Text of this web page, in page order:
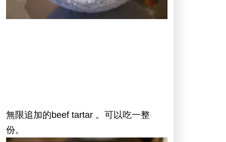
無限追加的beef tartar 。可以吃一整
份。